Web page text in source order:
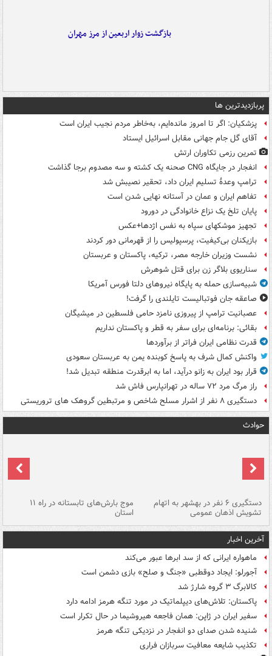
بازگشت زوار اربعین از مرز مهران
پربازدیدترین ها
پزشکیان: اگر تا امروز مانده‌ایم، به‌خاطر مردم نجیب ایران است
آقای گل جام جهانی مقابل اسرائیل ایستاد
تمرین رزمی تکاوران ارتش
انفجار در جایگاه CNG صحنه یک کشته و سه مصدوم برجا گذاشت
ترامپ وعدۀ تسلیم ایران داد، تحقیر نصیبش شد
تفاهم ایران و عمان در آستانه نهایی شدن است
پایان تلخ یک نزاع خانوادگی در دورود
تجهیز موشکهای سپاه به نفس اژدها+عکس
بازیکنان بی‌کیفیت، پرسپولیس را از قهرمانی دور کردند
نشست وزیران خارجه مصر، ترکیه، پاکستان و عربستان
سناریوی بلاگر زن برای قتل شوهرش
شبیه‌سازی حمله به پایگاه نیروهای دلتا فورس آمریکا
صاعقه جان فوتبالیست تایلندی را گرفت!
عصبانیت ترامپ از پیروزی نامزد حامی فلسطین در میشیگان
بقائی: برنامه‌ای برای سفر به قطر و پاکستان نداریم
قدرت نظامی ایران فراتر از برآوردها
واکنش کمال شرف به پاسخ کوبنده یمن به عربستان سعودی
قرار بود ایران به زانو درآید، اما به ابرقدرت منطقه تبدیل شد!
راز مرگ مرد ۷۲ ساله در تهرانپارس فاش شد
دستگیری ۸ نفر از اشرار مسلح شاخص و مرتبطین گروهک های تروریستی
حوادث
دستگیری ۶ نفر در بهشهر به اتهام
تشویش اذهان عمومی
موج بارش‌های تابستانه در راه ۱۱
استان
آخرین اخبار
ماهواره ایرانی که از سد ابرها عبور می‌کند
آجورلو: ایجاد دوقطبی «جنگ و صلح‌» بازی دشمن است
کالابرگ ۳ گروه شارژ شد
پاکستان: تلاش‌های دیپلماتیک در مورد تنگه هرمز ادامه دارد
سفیر ایران در ژاپن: همان فاجعه هیروشیما در حال تکرار است
شنیده شدن صدای دو انفجار در نزدیکی تنگه هرمز
تکذیب شایعه معافیت سربازان فراری